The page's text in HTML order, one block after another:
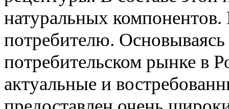
натуральных
потребителю.
потребительском рынке в
актуальные и